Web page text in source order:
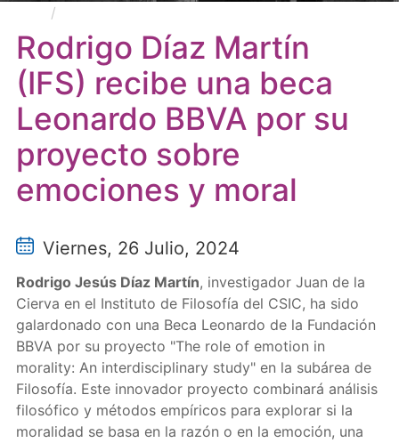
Leonardo BBVA por su proyecto sobre emociones y
moral
Rodrigo Díaz Martín
(IFS) recibe una beca
Leonardo BBVA por su
proyecto sobre
emociones y moral
Viernes, 26 Julio, 2024
Rodrigo Jesús Díaz Martín, investigador Juan de la
Cierva en el Instituto de Filosofía del CSIC, ha sido
galardonado con una Beca Leonardo de la Fundación
BBVA por su proyecto "The role of emotion in
morality: An interdisciplinary study" en la subárea de
Filosofía. Este innovador proyecto combinará análisis
filosófico y métodos empíricos para explorar si la
moralidad se basa en la razón o en la emoción, una